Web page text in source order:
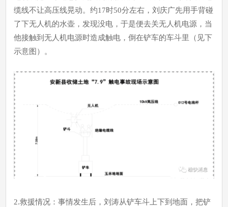
缆线不让高压线晃动。约17时50分左右，刘庆广先用手背碰
了下无人机的水壶，发现没电，于是便去关无人机电源，当
他接触到无人机电源时造成触电，倒在铲车的车斗里（见下
示意图）。
2.救援情况：事情发生后，刘涛从铲车斗上下到地面，把铲